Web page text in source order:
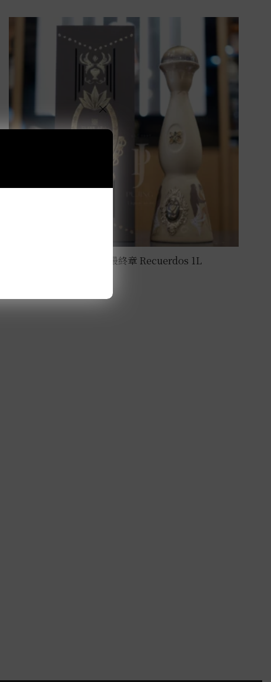
克斯阿蘇爾-2025亡靈節最終章 Recuerdos 1L
×